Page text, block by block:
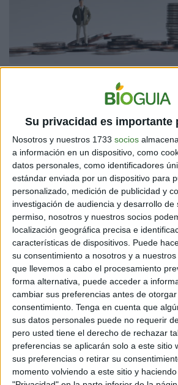
Su privacidad es importante
Nosotros y nuestros 1733 socios
a información en un dispositivo, como
datos personales, como identificadores
estándar enviada por un dispositivo para
personalizado, medición de publicidad y
investigación de audiencia y desarrollo de
permiso, nosotros y nuestros socios
localización geográfica precisa e
características de dispositivos. Puede
su consentimiento a nosotros y a
que llevemos a cabo el procesamiento
forma alternativa, puede acceder a
cambiar sus preferencias antes de
consentimiento. Tenga en cuenta que
sus datos personales puede no requerir
pero usted tiene el derecho de rechazar
preferencias se aplicarán solo a este sitio
sus preferencias o retirar su
momento volviendo a este sitio y
De más está decir que
desigualdad también existe -y
empleos dignos, trabajo de
remunerado, entre otros. A
importantes avances a lo largo de
hay ningún país en el mundo en el
económica entre hombres y
que siguen teniendo más
pobreza.